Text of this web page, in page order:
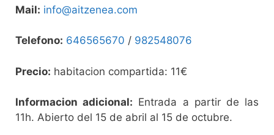
Mail: info@aitzenea.com
Telefono: 646565670 / 982548076
Precio: habitacion compartida: 11€
Informacion adicional: Entrada a partir de las
11h. Abierto del 15 de abril al 15 de octubre.